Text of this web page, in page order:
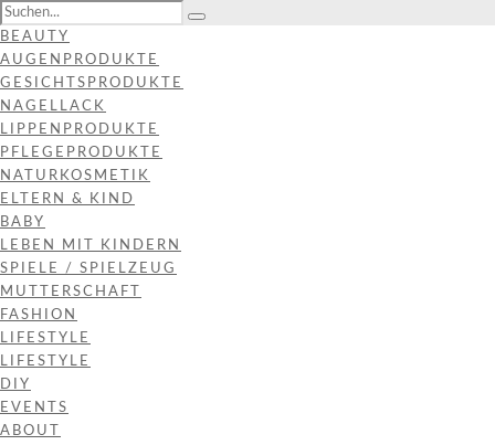
BEAUTY
AUGENPRODUKTE
GESICHTSPRODUKTE
NAGELLACK
LIPPENPRODUKTE
PFLEGEPRODUKTE
NATURKOSMETIK
ELTERN & KIND
BABY
LEBEN MIT KINDERN
SPIELE / SPIELZEUG
MUTTERSCHAFT
FASHION
LIFESTYLE
LIFESTYLE
DIY
EVENTS
ABOUT